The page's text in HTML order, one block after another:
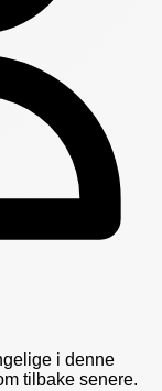
i denne
tilbake senere.